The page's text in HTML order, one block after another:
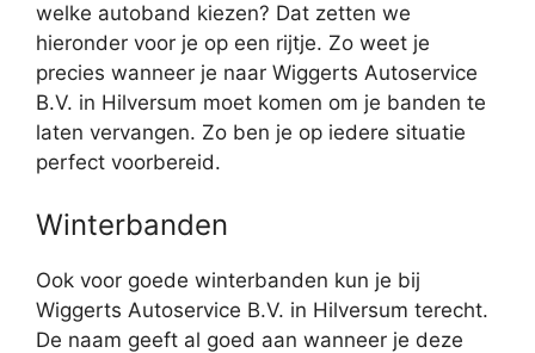
welke autoband kiezen? Dat zetten we
hieronder voor je op een rijtje. Zo weet je
precies wanneer je naar Wiggerts Autoservice
B.V. in Hilversum moet komen om je banden te
laten vervangen. Zo ben je op iedere situatie
perfect voorbereid.
Winterbanden
Ook voor goede winterbanden kun je bij
Wiggerts Autoservice B.V. in Hilversum terecht.
De naam geeft al goed aan wanneer je deze